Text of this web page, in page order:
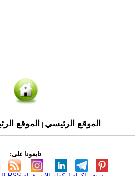
الموقع الرئيسي الموقع
تابعونا على: